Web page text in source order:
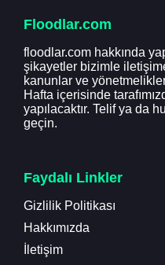
Floodlar.com
floodlar.com hakkında
şikayetler bizimle
kanunlar ve
Hafta içerisinde
yapılacaktır. Telif ya da
geçin.
Faydalı Linkler
Gizlilik Politikası
Hakkımızda
İletişim